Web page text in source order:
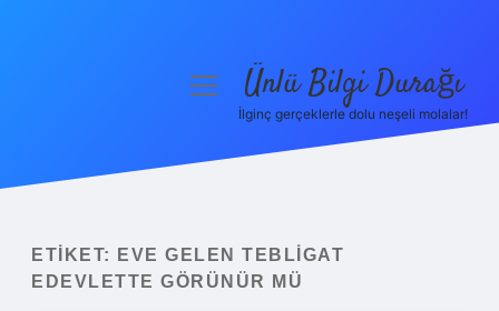
Yasal Uyarı
menüyüÜnlü Bilgi Durağı
İlginç gerçeklerle dolu neşeli molalar!
ETIKET:
EVE GELEN TEBLIGAT
EDEVLETTE GÖRÜNÜR MÜ